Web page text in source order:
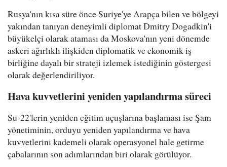
Rusya'nın kısa süre önce Suriye'ye Arapça bilen ve bölgeyi
yakından tanıyan deneyimli diplomat Dmitry Dogadkin'i
büyükelçi olarak ataması da Moskova'nın yeni dönemde
askeri ağırlıklı ilişkiden diplomatik ve ekonomik iş
birliğine dayalı bir strateji izlemek istediğinin göstergesi
olarak değerlendiriliyor.
Hava kuvvetlerini yeniden yapılandırma süreci
Su-22'lerin yeniden eğitim uçuşlarına başlaması ise Şam
yönetiminin, orduyu yeniden yapılandırma ve hava
kuvvetlerini kademeli olarak operasyonel hale getirme
çabalarının son adımlarından biri olarak görülüyor.